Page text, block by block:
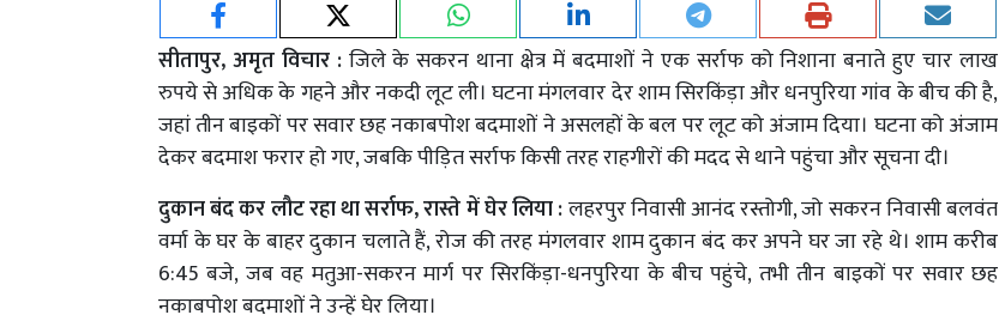
सीतापुर, अमृत विचार :जिले के सकरन थाना क्षेत्र में बदमाशों ने एक सर्राफ को निशाना बनाते हुए चार लाख
रुपये से अधिक के गहने और नकदी लूट ली। घटना मंगलवार देर शाम सिरकिंड़ा और धनपुरिया गांव के बीच की है,
जहां तीन बाइकों पर सवार छह नकाबपोश बदमाशों ने असलहों के बल पर लूट को अंजाम दिया। घटना को अंजाम
देकर बदमाश फरार हो गए, जबकि पीड़ित सर्राफ किसी तरह राहगीरों की मदद से थाने पहुंचा और सूचना दी।
दुकान बंद कर लौट रहा था सर्राफ, रास्ते में घेर लिया :लहरपुर निवासी आनंद रस्तोगी, जो सकरन निवासी बलवंत
वर्मा के घर के बाहर दुकान चलाते हैं, रोज की तरह मंगलवार शाम दुकान बंद कर अपने घर जा रहे थे। शाम करीब
6:45 बजे, जब वह मतुआ-सकरन मार्ग पर सिरकिंड़ा-धनपुरिया के बीच पहुंचे, तभी तीन बाइकों पर सवार छह
नकाबपोश बदमाशों ने उन्हें घेर लिया।